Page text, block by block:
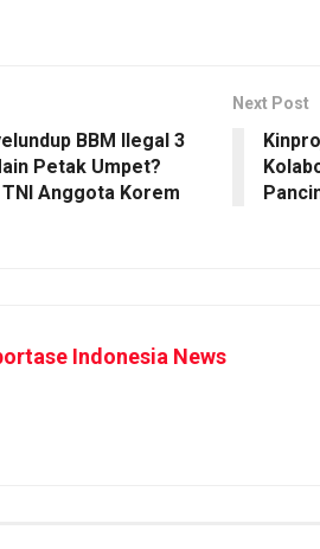
BBM Ilegal 3
Petak Umpet?
Anggota Korem
Next Post
Indonesia News